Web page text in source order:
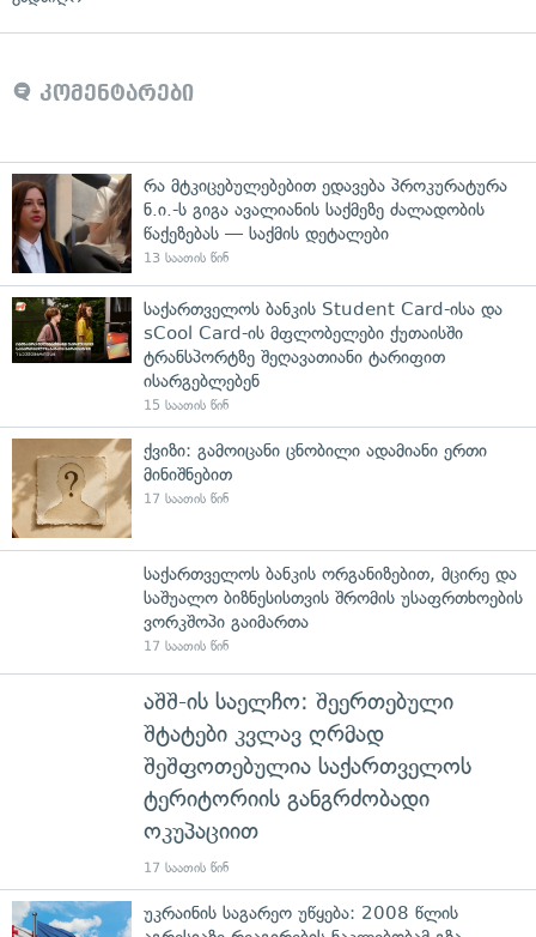
კომენტარები
რა მტკიცებულებებით ედავება პროკურატურა
ნ.ი.-ს გიგა ავალიანის საქმეზე ძალადობის
წაქეზებას — საქმის დეტალები
13 საათის წინ
საქართველოს ბანკის Student Card-ისა და
sCool Card-ის მფლობელები ქუთაისში
ტრანსპორტზე შეღავათიანი ტარიფით
ისარგებლებენ
15 საათის წინ
ქვიზი: გამოიცანი ცნობილი ადამიანი ერთი
მინიშნებით
17 საათის წინ
საქართველოს ბანკის ორგანიზებით, მცირე და
საშუალო ბიზნესისთვის შრომის უსაფრთხოების
ვორკშოპი გაიმართა
17 საათის წინ
აშშ-ის საელჩო: შეერთებული
შტატები კვლავ ღრმად
შეშფოთებულია საქართველოს
ტერიტორიის განგრძობადი
ოკუპაციით
17 საათის წინ
უკრაინის საგარეო უწყება: 2008 წლის